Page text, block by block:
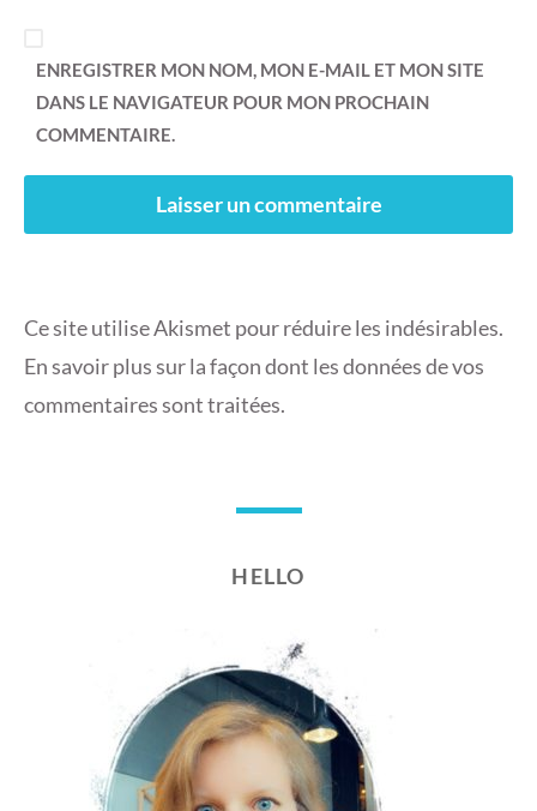
ENREGISTRER MON NOM, MON E-MAIL ET MON SITE
DANS LE NAVIGATEUR POUR MON PROCHAIN
COMMENTAIRE.
Ce site utilise Akismet pour réduire les indésirables.
En savoir plus sur la façon dont les données de vos
commentaires sont traitées.
HELLO